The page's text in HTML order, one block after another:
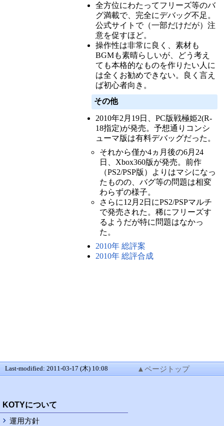
全方位にわたってフリーズ等のバ
グ満載で、完全にデバッグ不足。
公式サイトで（一部だけだが）注
意を促すほど。
操作性は非常に良く、素材も
BGMも素晴らしいが、どう考え
ても本格的なものを作りたい人に
は全くお勧めできない。良く言え
ば初心者向き。
その他
2010年2月19日、PC版戦極姫2(R-
18指定)が発売。予想通りコンシ
ューマ版は有料デバッグだった。
それから僅か4ヵ月後の6月24
日、Xbox360版が発売。前作
（PS2/PSP版）よりはマシになっ
たものの、バグ等の問題は相変
わらずの様子。
さらに12月2日にPS2/PSPマルチ
で発売された。稀にフリーズす
るようだが特に問題はなかっ
た。
2010年 総評案
2010年 総評合成
Last-modified: 2011-03-17 (木) 10:08 ▲ページトップ
KOTYについて
運用方針